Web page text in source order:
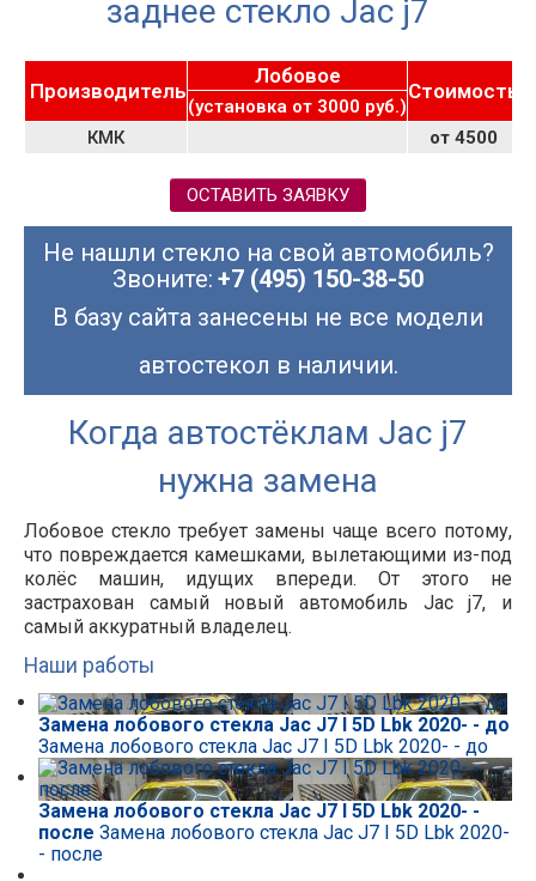
заднее стекло Jac j7
Производитель
Лобовое
Стоимость
(установка от 3000 руб.)
КМК
от 4500
ОСТАВИТЬ ЗАЯВКУ
Не нашли стекло на свой автомобиль?
Звоните: +7 (495) 150-38-50
В базу сайта занесены не все модели
автостекол в наличии.
Когда автостёклам Jac j7
нужна замена
Лобовое стекло требует замены чаще всего потому,
что повреждается камешками, вылетающими из-под
колёс машин, идущих впереди. От этого не
застрахован самый новый автомобиль Jac j7, и
самый аккуратный владелец.
Наши работы
Замена лобового стекла Jac J7 I 5D Lbk 2020- - до
Замена лобового стекла Jac J7 I 5D Lbk 2020- - до
Замена лобового стекла Jac J7 I 5D Lbk 2020- -
после Замена лобового стекла Jac J7 I 5D Lbk 2020-
- после